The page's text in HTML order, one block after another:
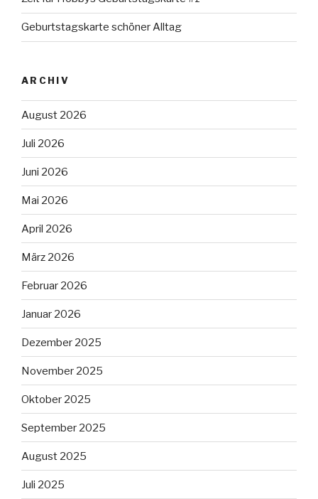
Geburtstagskarte schöner Alltag
ARCHIV
August 2026
Juli 2026
Juni 2026
Mai 2026
April 2026
März 2026
Februar 2026
Januar 2026
Dezember 2025
November 2025
Oktober 2025
September 2025
August 2025
Juli 2025